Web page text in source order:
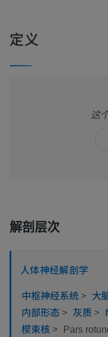
定义
这
解剖层次
人体神经解剖学
中枢神经系统> 大
内部形态> 灰质>
楔束核> Pars